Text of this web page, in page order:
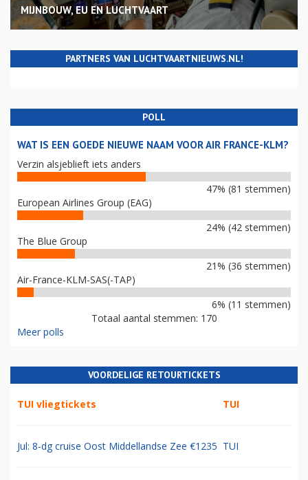
MIJNBOUW, EU EN LUCHTVAART
PARTNERS VAN LUCHTVAARTNIEUWS.NL!
POLL
WAT IS EEN GOEDE NIEUWE NAAM VOOR AIR FRANCE-KLM?
Verzin alsjeblieft iets anders
47% (81 stemmen)
European Airlines Group (EAG)
24% (42 stemmen)
The Blue Group
21% (36 stemmen)
Air-France-KLM-SAS(-TAP)
6% (11 stemmen)
Totaal aantal stemmen: 170
Meer polls
VOORDELIGE RETOURTICKETS
TUI vliegtickets TUI
Jul: 8-dg cruise Oost Middellandse Zee €1235 TUI